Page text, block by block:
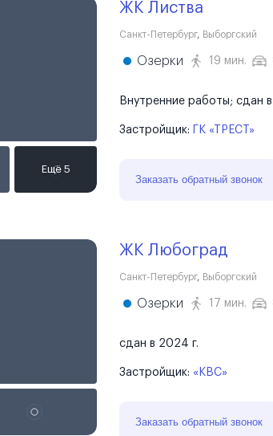
ЖК Листва
Санкт-Петербург, Выборгский
Озерки 19 мин.
Внутренние работы; сдан
Застройщик: ГК «ТРЕСТ»
Заказать обратный звонок
ЖК Любоград
Санкт-Петербург, Выборгский
Озерки 17 мин.
сдан в 2024 г.
Застройщик: «КВС»
Заказать обратный звонок